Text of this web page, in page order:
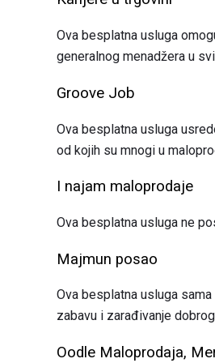
Ova besplatna usluga
generalnog menadžera u
Groove Job
Ova besplatna usluga
od kojih su mnogi u
I najam maloprodaje
Ova besplatna usluga ne
Majmun posao
Ova besplatna usluga
zabavu i zarađivanje
Oodle Maloprodaja,